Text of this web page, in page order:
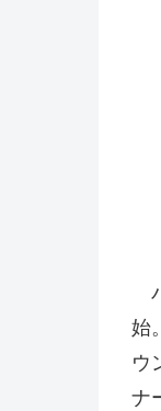
始
ウ
ナ